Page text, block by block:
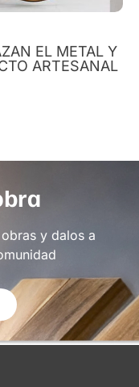
EL METAL Y
ARTESANAL
y dalos a